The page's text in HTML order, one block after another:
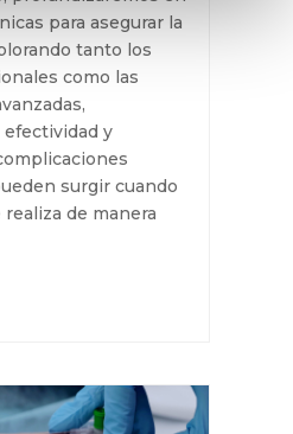
Pero ¿cómo
correcta y
riesgos?
profundizaremos
para
media, explorando
tradicionales
más avanzadas,
y
surgir